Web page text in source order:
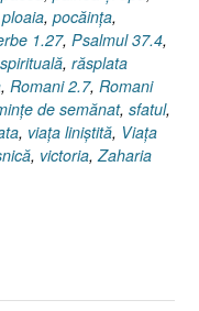
ploaia, pocăinţa,
1.27, Psalmul 37.4,
, răsplata
, Romani 2.7, Romani
de semănat, sfatul,
, viaţa liniştită, Viaţa
, victoria,Zaharia